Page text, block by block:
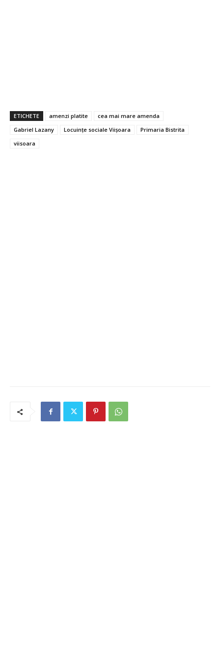
ETICHETE amenzi platite
cea mai mare amenda
Gabriel Lazany
Locuințe sociale Viișoara
Primaria Bistrita
viisoara